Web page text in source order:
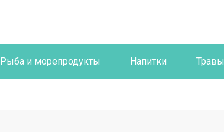
Рыба и морепродукты Напитки Травы